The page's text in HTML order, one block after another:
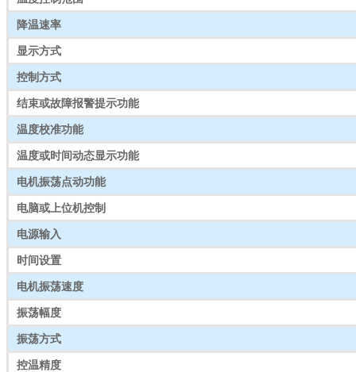
降温速率
显示方式
控制方式
结束或故障报警提示功能
温度校准功能
温度或时间动态显示功能
电机振荡点动功能
电脑或上位机控制
电源输入
时间设置
电机振荡速度
振荡幅度
振荡方式
控温精度